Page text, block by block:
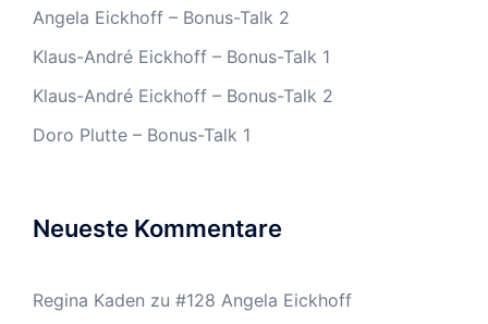
Angela Eickhoff – Bonus-Talk 2
Klaus-André Eickhoff – Bonus-Talk 1
Klaus-André Eickhoff – Bonus-Talk 2
Doro Plutte – Bonus-Talk 1
Neueste Kommentare
Regina Kaden zu #128 Angela Eickhoff